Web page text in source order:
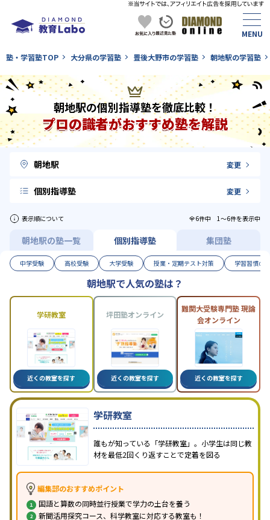
塾・学習塾TOP 大分県の学習塾 豊後大野市の学習塾 朝地駅の学習塾
朝地駅の個別指導塾を徹底比較！
プロの識者がおすすめ塾を解説
朝地駅 変更
個別指導塾 変更
表示順について 全6件中 1〜6件を表示中
朝地駅の塾一覧 個別指導塾 集団塾
中学受験 高校受験 大学受験 授業・定期テスト対策 学習習慣の
朝地駅で人気の塾は？
学研教室
近くの教室を探す
坪田塾オンライン
近くの教室を探す
難関大受験専門塾 現論
会オンライン
近くの教室を探す
学研教室
誰もが知っている「学研教室」。小学生は同じ教
材を最低2回くり返すことで定着を図る
編集部のおすすめポイント
国語と算数の同時並行授業で学力の土台を養う
新聞活用探究コース、科学教室に対応する教室も！